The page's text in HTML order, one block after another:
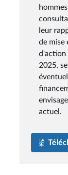
leur
de mise
d'action
2025,
actuel.